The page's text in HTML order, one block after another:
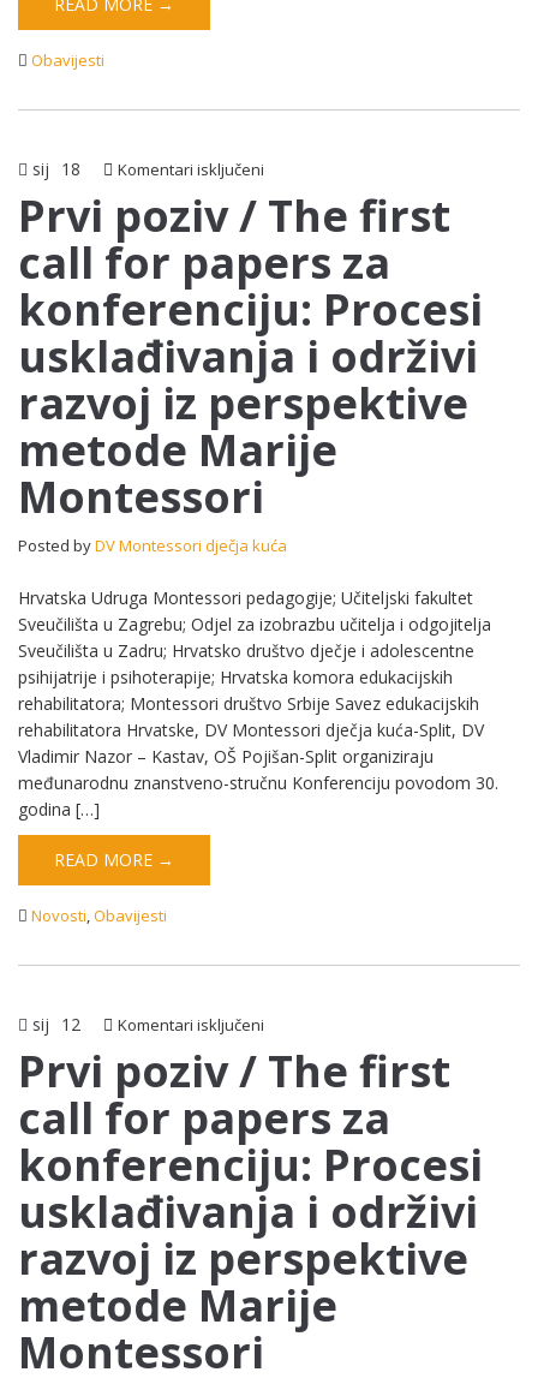
Obavijesti
sij 18 Komentari isključeni
The
first
call
for
papers
za
konferenciju:
Procesi
usklađivanja
razvoj
perspektive
metode
Marije
Montessori
Prvi poziv / The first
call for papers za
konferenciju: Procesi
usklađivanja i održivi
razvoj iz perspektive
metode Marije
Montessori
Posted byDV Montessori dječja kuća
Hrvatska Udruga Montessori pedagogije; Učiteljski fakultet
Sveučilišta u Zagrebu; Odjel za izobrazbu učitelja i odgojitelja
Sveučilišta u Zadru; Hrvatsko društvo dječje i adolescentne
psihijatrije i psihoterapije; Hrvatska komora edukacijskih
rehabilitatora; Montessori društvo Srbije Savez edukacijskih
rehabilitatora Hrvatske, DV Montessori dječja kuća-Split, DV
Vladimir Nazor – Kastav, OŠ Pojišan-Split organiziraju
međunarodnu znanstveno-stručnu Konferenciju povodom 30.
godina […]
READ MORE →
Novosti,Obavijesti
sij 12 Komentari isključeni
The
first
call
for
papers
za
konferenciju:
Procesi
usklađivanja
Prvi poziv / The first
call for papers za
konferenciju: Procesi
usklađivanja i održivi
razvoj iz perspektive
metode Marije
Montessori